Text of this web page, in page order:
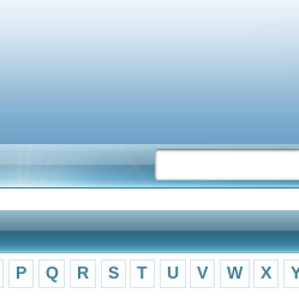
V W X Y Z Hohe Wertung